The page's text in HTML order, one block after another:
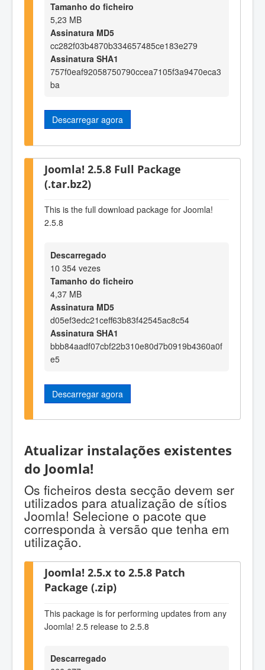
Tamanho do ficheiro
5,23 MB
Assinatura MD5
cc282f03b4870b334657485ce183e279
Assinatura SHA1
757f0eaf92058750790ccea7105f3a9470eca3
ba
Descarregar agora
Joomla! 2.5.8 Full Package
(.tar.bz2)
This is the full download package for Joomla!
2.5.8
Descarregado
10 354 vezes
Tamanho do ficheiro
4,37 MB
Assinatura MD5
d05ef3edc21ceff63b83f42545ac8c54
Assinatura SHA1
bbb84aadf07cbf22b310e80d7b0919b4360a0f
e5
Descarregar agora
Atualizar instalações existentes
do Joomla!
Os ficheiros desta secção devem ser
utilizados para atualização de sítios
Joomla! Selecione o pacote que
corresponda à versão que tenha em
utilização.
Joomla! 2.5.x to 2.5.8 Patch
Package (.zip)
This package is for performing updates from any
Joomla! 2.5 release to 2.5.8
Descarregado